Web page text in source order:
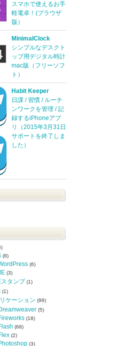
スマホで使えるお手
軽電卓！(ブラウザ
版）
MinimalClock
シンプルなデスクト
ップ用デジタル時計
mac版（フリーソフ
ト）
Habit Keeper
日課 / 習慣 / ルーチ
ンワークを管理 / 記
録するiPhoneアプ
リ（2015年3月31日
サポートを終了しま
した）
(8)
(6)
(3)
タンプ (1)
(1)
ケーション (99)
(5)
(18)
(68)
(2)
(3)